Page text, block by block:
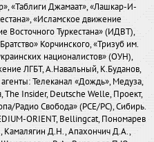
«Таблиги Джамаат», «Лашкар-И-
«Исламское движение
Восточного Туркестана» (ИДВТ),
Корчинского, «Тризуб им.
националистов» (ОУН),
ЛГБТ, А.Навальный, К.Буданов,
Телеканал «Дождь», Медуза,
Insider, Deutsche Welle, Проект,
Радио Свобода» (PCE/PC), Сибирь.
ORIENT, Bellingcat, Пономарев
Камалягин Д.Н., Апахончич Д.А.,